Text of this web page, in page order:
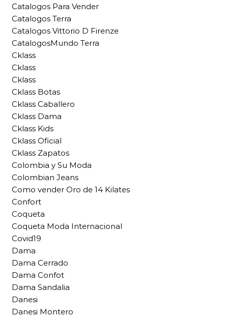
Catalogos Para Vender
Catalogos Terra
Catalogos Vittorio D Firenze
CatalogosMundo Terra
Cklass
Cklass
Cklass
Cklass Botas
Cklass Caballero
Cklass Dama
Cklass Kids
Cklass Oficial
Cklass Zapatos
Colombia y Su Moda
Colombian Jeans
Como vender Oro de 14 Kilates
Confort
Coqueta
Coqueta Moda Internacional
Covid19
Dama
Dama Cerrado
Dama Confot
Dama Sandalia
Danesi
Danesi Montero